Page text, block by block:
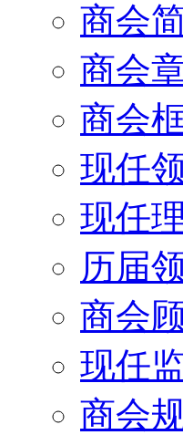
商会
商会
商会
现任
现任
历届
商会
现任
商会